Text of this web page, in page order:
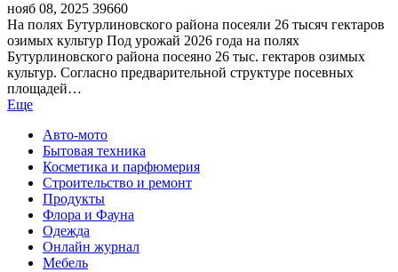
нояб 08, 2025 39660
На полях Бутурлиновского района посеяли 26 тысяч гектаров
озимых культур Под урожай 2026 года на полях
Бутурлиновского района посеяно 26 тыс. гектаров озимых
культур. Согласно предварительной структуре посевных
площадей…
Еще
Авто-мото
Бытовая техника
Косметика и парфюмерия
Строительство и ремонт
Продукты
Флора и Фауна
Одежда
Онлайн журнал
Мебель